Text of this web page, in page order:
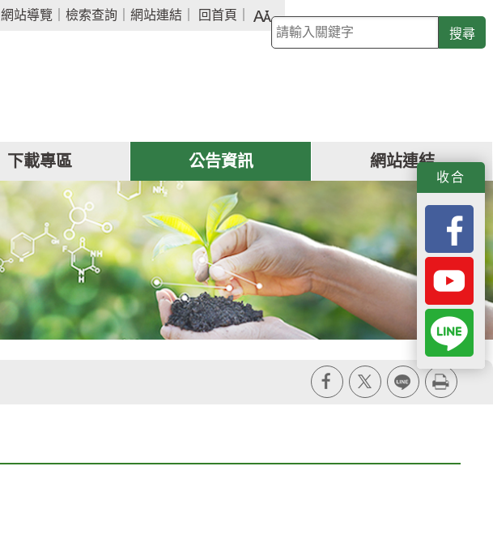
網站導覽 檢索查詢 網站連結 回首頁
字
級
大
關
鍵
下載專區 公告資訊 網站連結
收合